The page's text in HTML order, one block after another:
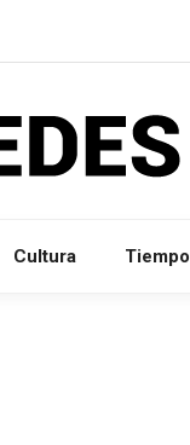
Cultura Tiempo